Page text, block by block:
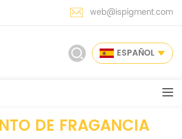
web@ispigment.com
ESPAÑOL
DE FRAGANCIA